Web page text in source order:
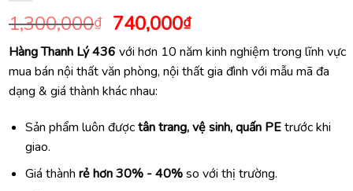
1,300,000₫ Giá
gốc
là:
1,300,000₫.
740,000₫Giá
hiện
tại
là:
Hàng Thanh Lý 436 với hơn 10 năm kinh nghiệm trong lĩnh vực
mua bán nội thất văn phòng, nội thất gia đình với mẫu mã đa
dạng & giá thành khác nhau:
Sản phẩm luôn đượctân trang, vệ sinh, quấn PEtrước khi
giao.
Giá thành rẻ hơn 30% - 40%so với thị trường.